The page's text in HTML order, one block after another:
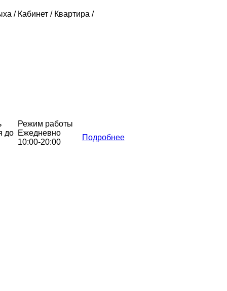
/ Кабинет / Квартира /
Режим работы
до
Ежедневно
10:00-20:00
Подробнее